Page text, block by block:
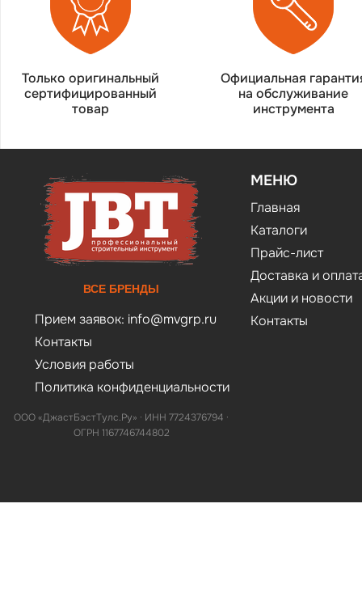
Только оригинальный
сертифицированный
товар
Официальная
на обслуживание
инструмента
ВСЕ БРЕНДЫ
Прием заявок: info@mvgrp.ru
Контакты
Условия работы
Политика конфиденциальности
ООО «ДжастБэстТулс.Ру» · ИНН 7724376794 ·
ОГРН 1167746744802
МЕНЮ
Главная
Каталоги
Прайс-лист
Доставка и
Акции и новости
Контакты